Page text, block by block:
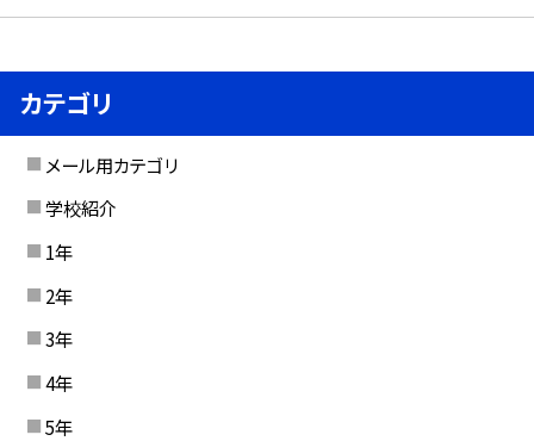
カテゴリ
メール用カテゴリ
学校紹介
1年
2年
3年
4年
5年